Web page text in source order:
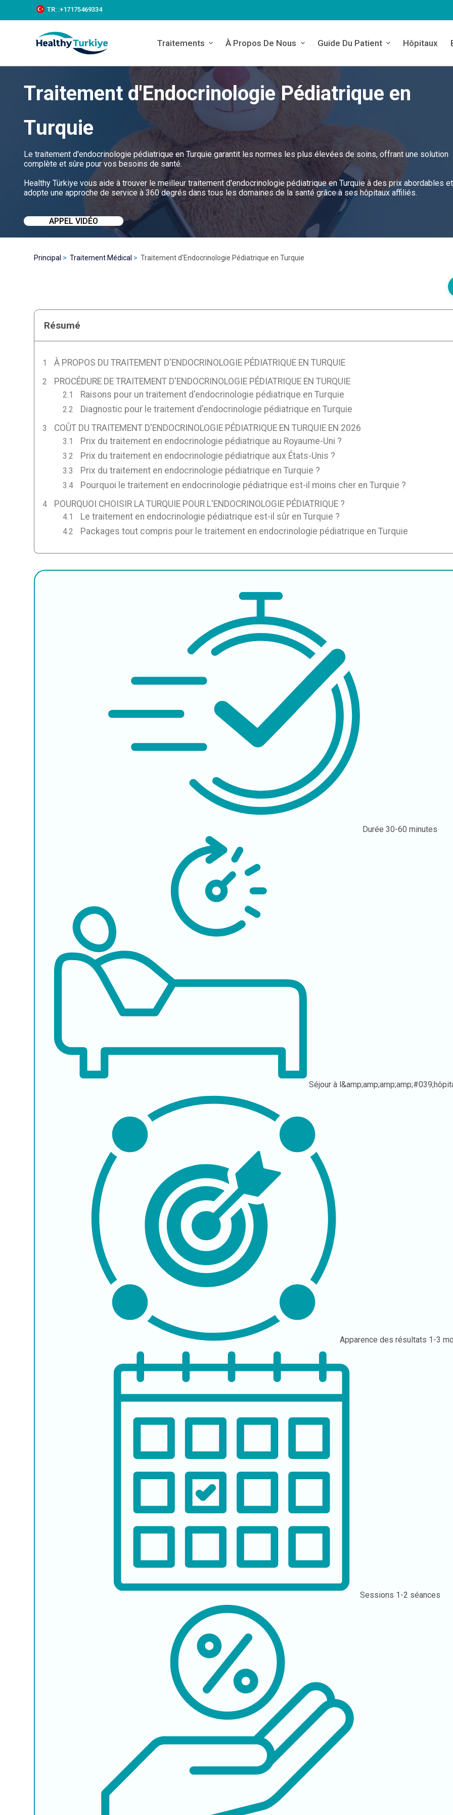
k
c
TR: :+‪17175469334‬
Traitements À Propos De Nous Guide Du Patient Hôpitaux
Traitement d'Endocrinologie Pédiatrique en
Turquie
Le traitement d'endocrinologie pédiatrique en Turquie garantit les normes les plus élevées de soins, offrant une solution
complète et sûre pour vos besoins de santé.
Healthy Türkiye vous aide à trouver le meilleur traitement d'endocrinologie pédiatrique en Turquie à des prix abordables et
adopte une approche de service à 360 degrés dans tous les domaines de la santé grâce à ses hôpitaux affiliés.
APPEL VIDÉO
Principal Traitement Médical Traitement d'Endocrinologie Pédiatrique en Turquie
Résumé
À PROPOS DU TRAITEMENT D'ENDOCRINOLOGIE PÉDIATRIQUE EN TURQUIE
PROCÉDURE DE TRAITEMENT D'ENDOCRINOLOGIE PÉDIATRIQUE EN TURQUIE
Raisons pour un traitement d'endocrinologie pédiatrique en Turquie
Diagnostic pour le traitement d'endocrinologie pédiatrique en Turquie
COÛT DU TRAITEMENT D'ENDOCRINOLOGIE PÉDIATRIQUE EN TURQUIE EN 2026
Prix du traitement en endocrinologie pédiatrique au Royaume-Uni ?
Prix du traitement en endocrinologie pédiatrique aux États-Unis ?
Prix du traitement en endocrinologie pédiatrique en Turquie ?
Pourquoi le traitement en endocrinologie pédiatrique est-il moins cher en Turquie ?
POURQUOI CHOISIR LA TURQUIE POUR L'ENDOCRINOLOGIE PÉDIATRIQUE ?
Le traitement en endocrinologie pédiatrique est-il sûr en Turquie ?
Packages tout compris pour le traitement en endocrinologie pédiatrique en Turquie
Durée30-60 minutes
Séjour à
Apparence des résultats 1-3
Sessions 1-2 séances